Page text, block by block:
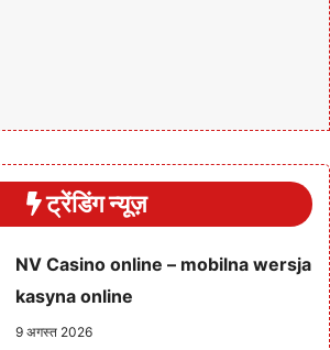
ट्रेंडिंग न्यूज़
NV Casino online – mobilna wersja
kasyna online
9 अगस्त 2026